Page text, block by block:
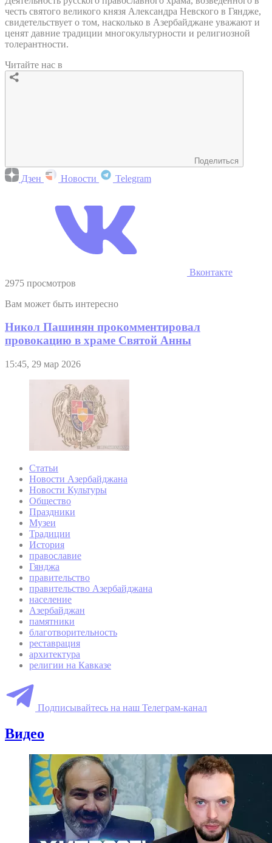
честь святого великого князя Александра Невского в Гяндже,
свидетельствует о том, насколько в Азербайджане уважают и
ценят давние традиции многокультурности и религиозной
толерантности.
Читайте нас в
Поделиться
Дзен Новости Telegram
Вконтакте
2975 просмотров
Вам может быть интересно
Никол Пашинян прокомментировал
провокацию в храме Святой Анны
15:45, 29 мар 2026
Статьи
Новости Азербайджана
Новости Культуры
Общество
Праздники
Музеи
Традиции
История
православие
Гянджа
правительство
правительство Азербайджана
население
Азербайджан
памятники
благотворительность
реставрация
архитектура
религии на Кавказе
Подписывайтесь на наш Телеграм-канал
Видео